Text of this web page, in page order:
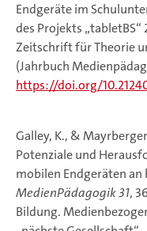
Endgeräte im
des Projekts
Zeitschrift für Theorie
(Jahrbuch
https://doi.org/
Galley, K., &
Potenziale und
mobilen Endgeräten
MedienPädagogik 31,
Bildung.